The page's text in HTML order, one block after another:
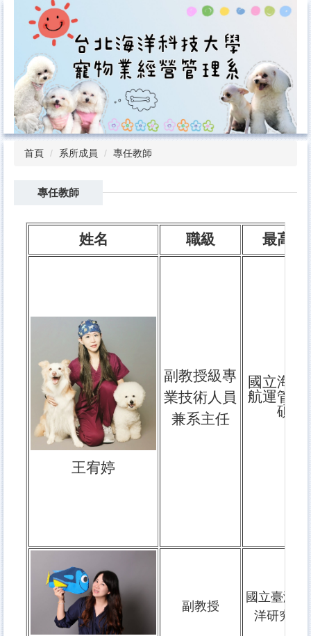
容
區
首頁 系所成員 專任教師
專任教師
姓名 職級 最高學
王宥婷
副教授級專
業技術人員
兼系主任
國立海洋
航運管理
碩士
副教授
國立臺灣
洋研究所